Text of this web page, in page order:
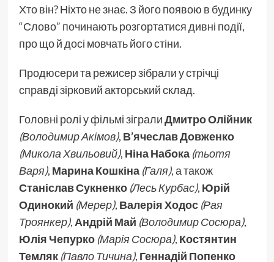
Хто він? Ніхто не знає. З його появою в будинку
“Слово” починають розгортатися дивні події,
про що й досі мовчать його стіни.
Продюсери та режисер зібрали у стрічці
справді зірковий акторський склад.
Головні ролі у фільмі зігралиДмитро Олійник
(Володимир Акімов), В’ячеслав Довженко
(Микола Хвильовий), Ніна Набока (тьотя
Варя), Марина Кошкіна (Галя), а також
Станіслав Сукненко (Лесь Курбас), Юрій
Одинокий (Мерер), Валерія Ходос (Рая
Троянкер),Андрій Май (Володимир Сосюра),
Юлія Чепурко (Марія Сосюра), Костянтин
Темляк (Павло Тичина), Геннадій Попенко